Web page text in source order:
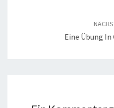
Eine Übung